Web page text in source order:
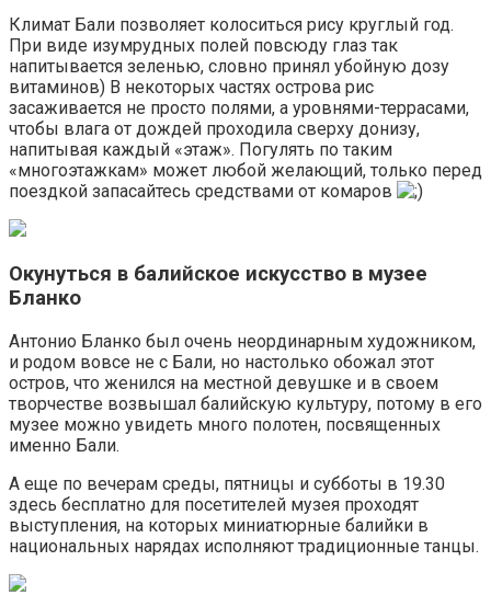
Климат Бали позволяет колоситься рису круглый год.
При виде изумрудных полей повсюду глаз так
напитывается зеленью, словно принял убойную дозу
витаминов) В некоторых частях острова рис
засаживается не просто полями, а уровнями-террасами,
чтобы влага от дождей проходила сверху донизу,
напитывая каждый «этаж». Погулять по таким
«многоэтажкам» может любой желающий, только перед
поездкой запасайтесь средствами от комаров
Окунуться в балийское искусство в музее
Бланко
Антонио Бланко был очень неординарным художником,
и родом вовсе не с Бали, но настолько обожал этот
остров, что женился на местной девушке и в своем
творчестве возвышал балийскую культуру, потому в его
музее можно увидеть много полотен, посвященных
именно Бали.
А еще по вечерам среды, пятницы и субботы в 19.30
здесь бесплатно для посетителей музея проходят
выступления, на которых миниатюрные балийки в
национальных нарядах исполняют традиционные танцы.